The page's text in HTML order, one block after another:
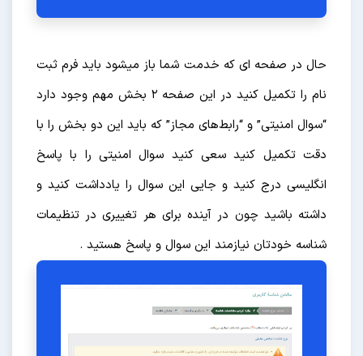
حال در صفحه ای که خدمت شما باز میشود باید فرم ثبت
نام را تکمیل کنید در این صفحه 2 بخش مهم وجود دارد
“سوال امنیتی” و “رابط‌های مجاز” که باید این دو بخش را با
دقت تکمیل کنید سعی کنید سوال امنیتی را با پاسخ
انگلیسی درج کنید و جایی این سوال را یادداشت کنید و
داشته باشید چون در آینده برای هر تغییری در تنظیمات
شناسه خودتان نیازمند این سوال و پاسخ هستید .